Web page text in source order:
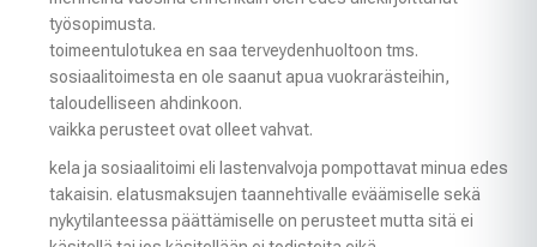
työsopimusta.
toimeentulotukea en saa terveydenhuoltoon tms.
sosiaalitoimesta en ole saanut apua vuokrarästeihin,
taloudelliseen ahdinkoon.
vaikka perusteet ovat olleet vahvat.
kela ja sosiaalitoimi eli lastenvalvoja pompottavat minua edes
takaisin. elatusmaksujen taannehtivalle eväämiselle sekä
nykytilanteessa päättämiselle on perusteet mutta sitä ei